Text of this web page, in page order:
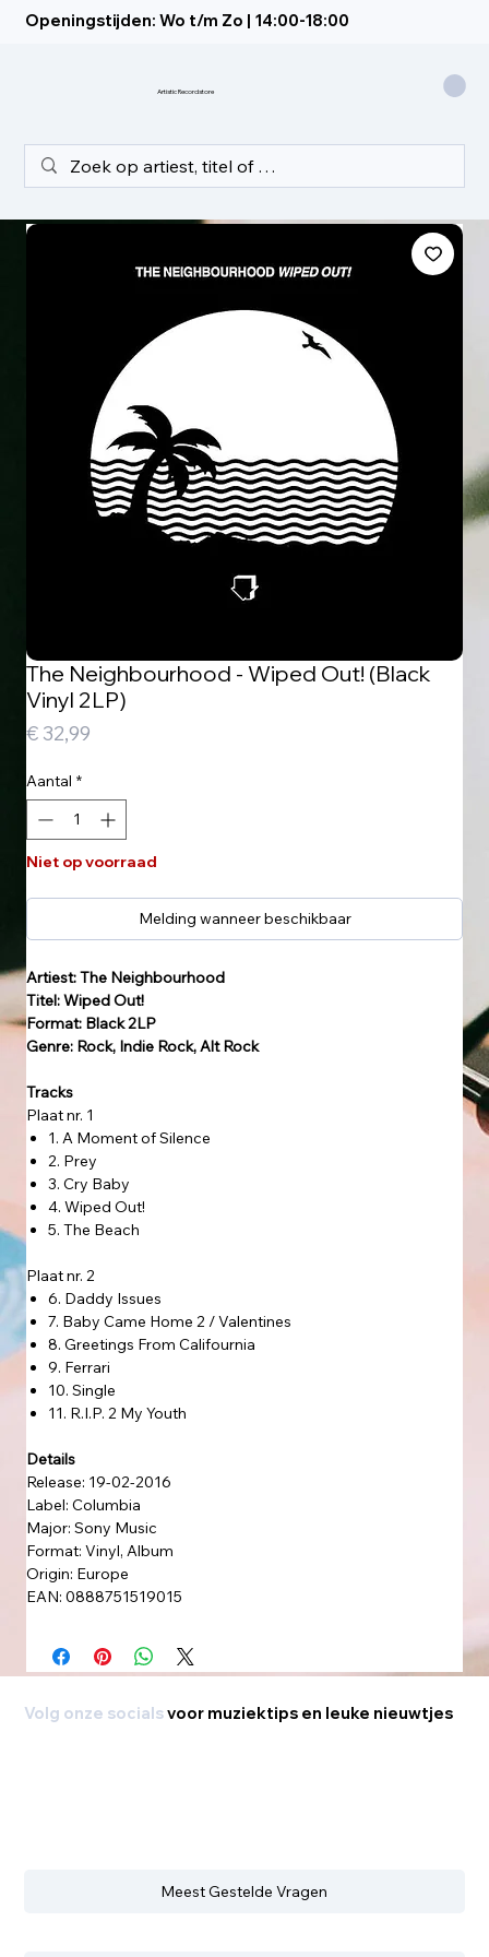
Openingstijden: Wo t/m Zo | 14:00-18:00
Artistic Recordstore
The Neighbourhood - Wiped Out! (Black
Vinyl 2LP)
€ 32,99
Aantal *
Niet op voorraad
Melding wanneer beschikbaar
Artiest: The Neighbourhood
Titel: Wiped Out!
Format: Black 2LP
Genre: Rock, Indie Rock, Alt Rock
Tracks
Plaat nr. 1
1. A Moment of Silence
2. Prey
3. Cry Baby
4. Wiped Out!
5. The Beach
Plaat nr. 2
6. Daddy Issues
7. Baby Came Home 2 / Valentines
8. Greetings From Califournia
9. Ferrari
10. Single
11. R.I.P. 2 My Youth
Details
Release: 19-02-2016
Label: Columbia
Major: Sony Music
Format: Vinyl, Album
Origin: Europe
EAN: 0888751519015
Volg onze socialsvoor muziektips en leuke nieuwtjes
Meest Gestelde Vragen